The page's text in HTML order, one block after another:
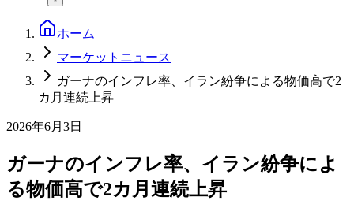
ホーム
マーケットニュース
ガーナのインフレ率、イラン紛争による物価高で2
カ月連続上昇
2026年6月3日
ガーナのインフレ率、イラン紛争によ
る物価高で2カ月連続上昇